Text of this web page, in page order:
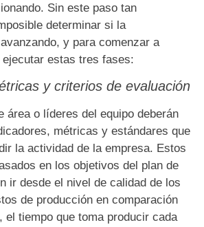
Sin este paso tan
determinar si la
y para comenzar a
estas tres fases:
y criterios de evaluación
área o líderes del equipo deberán
métricas y estándares que
la actividad de la empresa. Estos
en los objetivos del plan de
ir desde el nivel de calidad de los
de producción en comparación
el tiempo que toma producir cada